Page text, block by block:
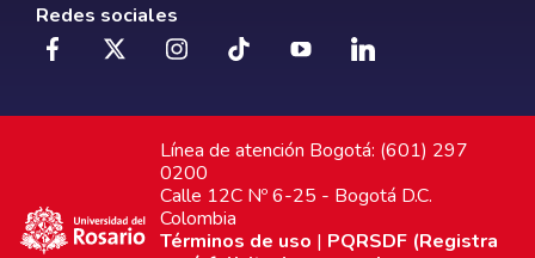
Redes sociales
Línea de atención Bogotá: (601) 297
0200
Calle 12C Nº 6-25 - Bogotá D.C.
Colombia
Términos de uso | PQRSDF (Registra